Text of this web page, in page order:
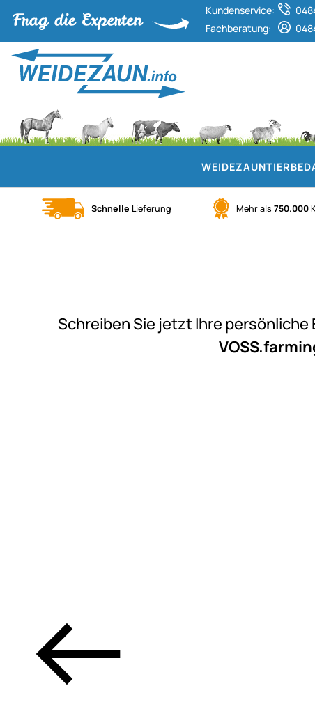
Kundenservice:
Fachberatung:
WEIDEZAUN
Schnelle Lieferung Mehr als 750.000
Schreiben Sie jetzt Ihre